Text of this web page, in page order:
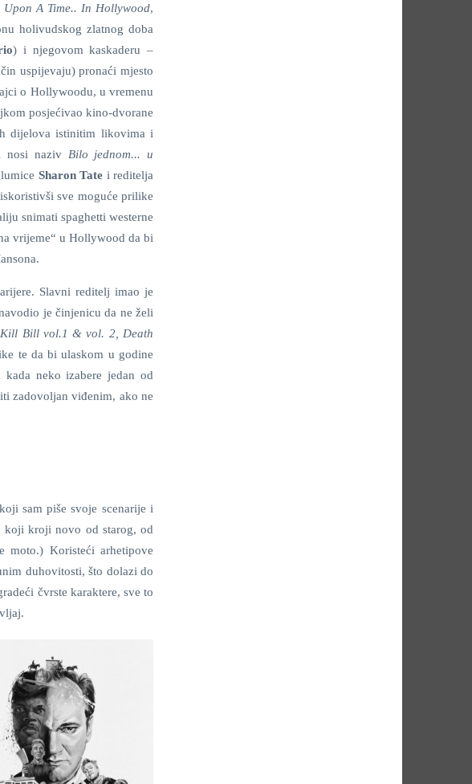
Upon A Time.. In Hollywood,
holivudskog zlatnog doba
) i njegovom kaskaderu –
uspijevaju) pronaći mjesto
o Hollywoodu, u vremenu
posjećivao kino-dvorane
dijelova istinitim likovima i
nosi naziv Bilo jednom... u
Sharon Tate i reditelja
sve moguće prilike
snimati spaghetti westerne
vrijeme“ u Hollywood da bi
Slavni reditelj imao je
je činjenicu da ne želi
Kill Bill vol.1 & vol. 2, Death
te da bi ulaskom u godine
neko izabere jedan od
zadovoljan viđenim, ako ne
sam piše svoje scenarije i
koji kroji novo od starog, od
Koristeći arhetipove
duhovitosti, što dolazi do
čvrste karaktere, sve to